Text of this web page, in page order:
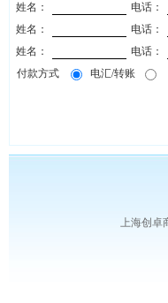
姓名：
电话：
姓名：
电话：
姓名：
电话：
付款方式
电汇/转账
上海创卓